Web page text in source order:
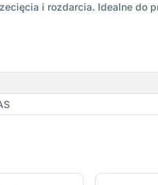
i rozdarcia. Idealne do